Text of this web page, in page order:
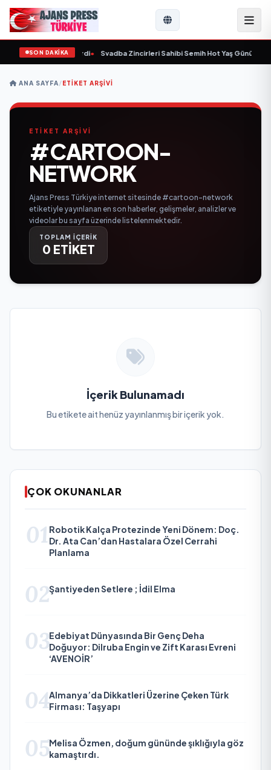
SON DAKİKA
yaşında yaşamını yitirdi• Svadba Zincirleri Sahibi Semih Hot Yaş Gününü
ANA SAYFA/ETIKET ARŞIVI
ETİKET ARŞİVİ
#CARTOON-
NETWORK
Ajans Press Türkiye internet sitesinde #cartoon-network
etiketiyle yayınlanan en son haberler, gelişmeler, analizler ve
videolar bu sayfa üzerinde listelenmektedir.
TOPLAM İÇERİK
0 ETİKET
İçerik Bulunamadı
Bu etikete ait henüz yayınlanmış bir içerik yok.
ÇOK OKUNANLAR
01 Robotik Kalça Protezinde Yeni Dönem: Doç.
Dr. Ata Can’dan Hastalara Özel Cerrahi
Planlama
02Şantiyeden Setlere ; İdil Elma
03Edebiyat Dünyasında Bir Genç Deha
Doğuyor: Dilruba Engin ve Zift Karası Evreni
‘AVENOİR’
04Almanya’da Dikkatleri Üzerine Çeken Türk
Firması: Taşyapı
05Melisa Özmen, doğum gününde şıklığıyla göz
kamaştırdı.